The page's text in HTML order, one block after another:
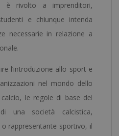
è rivolto a imprenditori,
e chiunque intenda
necessarie in relazione a
l’introduzione allo sport e
nel mondo dello
le regole di base del
una società calcistica,
o rappresentante sportivo, il